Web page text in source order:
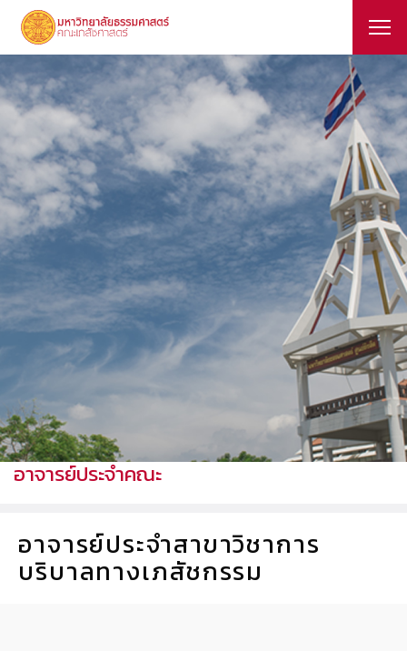
อาจารย์ประจำคณะ
อาจารย์ประจำสาขาวิชาการ
บริบาลทางเภสัชกรรม